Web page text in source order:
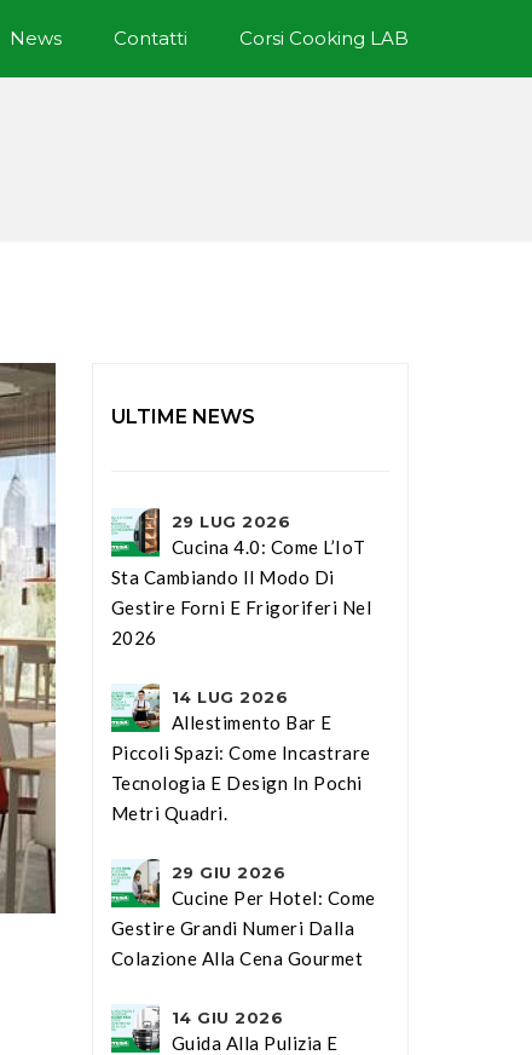
News Contatti Corsi Cooking LAB
ULTIME NEWS
29 LUG 2026
Cucina 4.0: Come L’IoT
Sta Cambiando Il Modo Di
Gestire Forni E Frigoriferi Nel
2026
14 LUG 2026
Allestimento Bar E
Piccoli Spazi: Come Incastrare
Tecnologia E Design In Pochi
Metri Quadri.
29 GIU 2026
Cucine Per Hotel: Come
Gestire Grandi Numeri Dalla
Colazione Alla Cena Gourmet
14 GIU 2026
Guida Alla Pulizia E